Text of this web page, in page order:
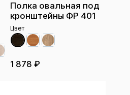
Полка овальная под
кронштейны ФР 401
Цвет
1 878 ₽